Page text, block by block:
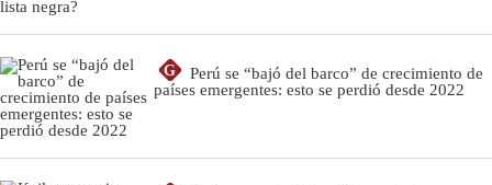
G
Perú se “bajó del barco” de crecimiento de
países emergentes: esto se perdió desde 2022